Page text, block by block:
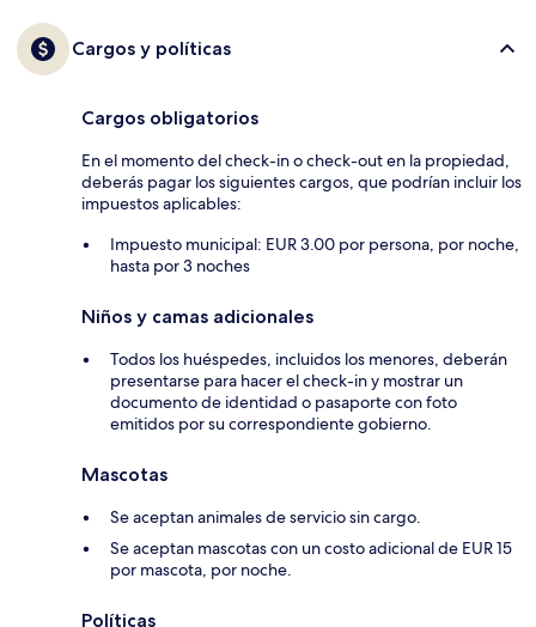
Cargos y políticas
Cargos obligatorios
En el momento del check-in o check-out en la propiedad,
deberás pagar los siguientes cargos, que podrían incluir los
impuestos aplicables:
Impuesto municipal: EUR 3.00 por persona, por noche,
hasta por 3 noches
Niños y camas adicionales
Todos los huéspedes, incluidos los menores, deberán
presentarse para hacer el check-in y mostrar un
documento de identidad o pasaporte con foto
emitidos por su correspondiente gobierno.
Mascotas
Se aceptan animales de servicio sin cargo.
Se aceptan mascotas con un costo adicional de EUR 15
por mascota, por noche.
Políticas